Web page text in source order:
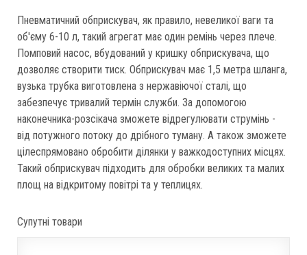
Пневматичний обприскувач, як правило, невеликої ваги та
об'єму 6-10 л, такий агрегат має один ремінь через плече.
Помповий насос, вбудований у кришку обприскувача, що
дозволяє створити тиск. Обприскувач має 1,5 метра шланга,
вузька трубка виготовлена ​​з нержавіючої сталі, що
забезпечує тривалий термін служби. За допомогою
наконечника-розсікача зможете відрегулювати струмінь -
від потужного потоку до дрібного туману. А також зможете
цілеспрямовано обробити ділянки у важкодоступних місцях.
Такий обприскувач підходить для обробки великих та малих
площ на відкритому повітрі та у теплицях.
Супутні товари